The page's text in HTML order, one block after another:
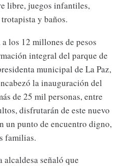
libre, juegos infantiles,
y baños.
los 12 millones de pesos
integral del parque de
municipal de La Paz,
la inauguración del
de 25 mil personas, entre
disfrutarán de este nuevo
un punto de encuentro digno,
familias.
señaló que